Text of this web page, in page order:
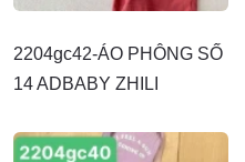
2204gc42-ÁO PHÔNG SỐ
14 ADBABY ZHILI